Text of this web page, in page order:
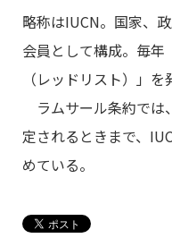
略称はIUCN。国家、
会員として構成。毎年
（レッドリスト）」を
ラムサール条約では
定されるときまで、
めている。